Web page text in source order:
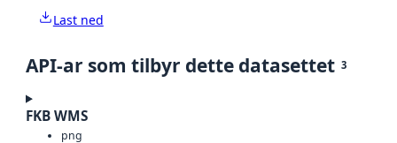
Last ned
API-ar som tilbyr dette datasettet 3
FKB WMS
png